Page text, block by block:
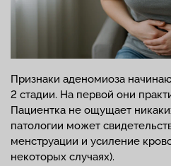
Признаки аденомиоза
2 стадии. На первой они
Пациентка не ощущает
патологии может
менструации и усиление
некоторых случаях).